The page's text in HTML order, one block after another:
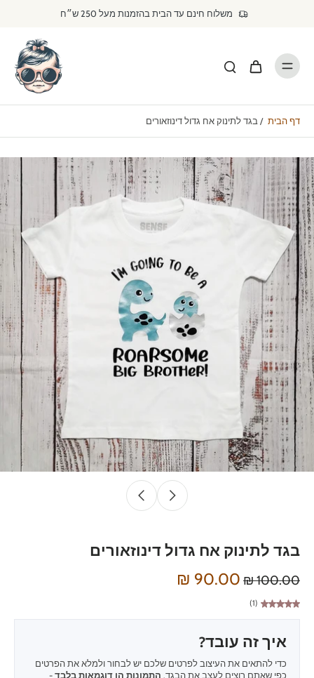
משלוח חינם עד הבית בהזמנות מעל 250 ש״ח
דף הבית / בגד לתינוק אח גדול דינוזאורים
בגד לתינוק אח גדול דינוזאורים
100.00 ₪
90.00 ₪
(1)
איך זה עובד?
כדי להתאים את העיצוב לפרטים שלכם יש לבחור ולמלא את הפרטים
כפי שאתם רוצים לעצב את הבגד. התמונות הן דוגמאות בלבד -